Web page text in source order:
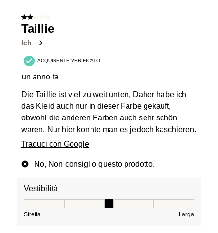
2 su 5 stelle.
Taillie
Ich
ACQUIRENTE VERIFICATO
un anno fa
Die Taillie ist viel zu weit unten, Daher habe ich
das Kleid auch nur in dieser Farbe gekauft,
obwohl die anderen Farben auch sehr schön
waren. Nur hier konnte man es jedoch kaschieren.
Traduci con Google
No, Non consiglio questo prodotto.
Vestibilità
Stretta Larga